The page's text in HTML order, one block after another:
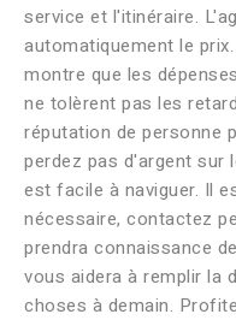
service et l'itinéraire.
automatiquement le
montre que les
ne tolèrent pas les
réputation de personne
perdez pas d'argent sur
est facile à naviguer. Il
nécessaire, contactez
prendra connaissance
vous aidera à remplir la
choses à demain.